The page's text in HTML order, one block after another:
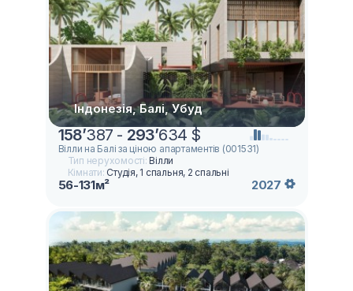
Індонезія, Балі, Убуд
158’387 - 293’634 $
Вілли на Балі за ціною апартаментів (001531)
Тип нерухомості:Вілли
Кімнати: Студія, 1 спальня, 2 спальні
56-131м² 2027